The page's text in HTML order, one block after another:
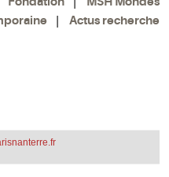
Actus recherche